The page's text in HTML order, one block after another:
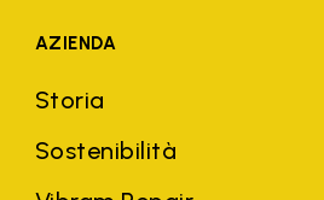
AZIENDA
Storia
Sostenibilità